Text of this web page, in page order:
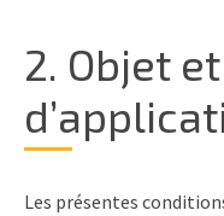
2. Objet
Les présentes